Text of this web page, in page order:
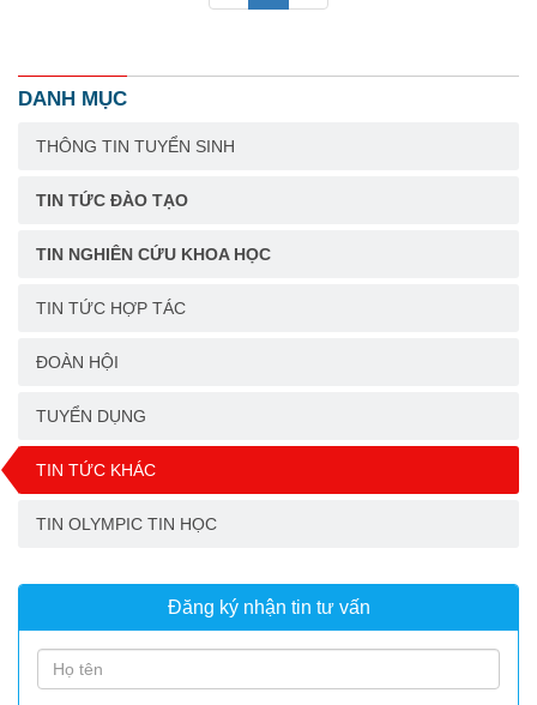
DANH MỤC
THÔNG TIN TUYỂN SINH
TIN TỨC ĐÀO TẠO
TIN NGHIÊN CỨU KHOA HỌC
TIN TỨC HỢP TÁC
ĐOÀN HỘI
TUYỂN DỤNG
TIN TỨC KHÁC
TIN OLYMPIC TIN HỌC
Đăng ký nhận tin tư vấn